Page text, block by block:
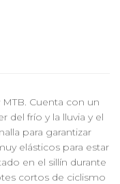
Cuenta con un
del frío y la lluvia y el
para garantizar
elásticos para estar
en el sillín durante
cortos de ciclismo